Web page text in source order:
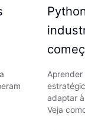
adaptar
Veja